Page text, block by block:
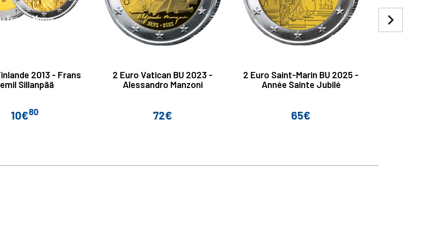
2013 - Frans
Sillanpää
Prix
10€80
2 Euro Vatican BU 2023 -
Alessandro Manzoni
Prix
72€
2 Euro Saint-Marin BU 2025 -
Année Sainte Jubilé
Prix
65€
navigate_next